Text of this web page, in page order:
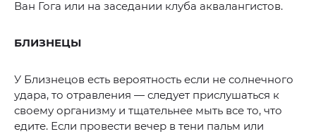
Ван Гога или на заседании клуба аквалангистов.
БЛИЗНЕЦЫ
У Близнецов есть вероятность если не солнечного
удара, то отравления — следует прислушаться к
своему организму и тщательнее мыть все то, что
едите. Если провести вечер в тени пальм или